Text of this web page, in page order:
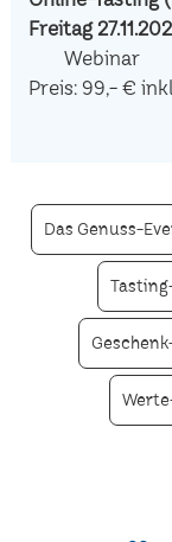
Freitag
Webinar
Preis: 99,- €
Das Genuss-